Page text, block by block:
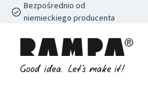
do głównej zawartości
Przejdź do wyszukiwania
Przejdź do głównej nawigacji
Bezpośrednio od
niemieckiego producenta